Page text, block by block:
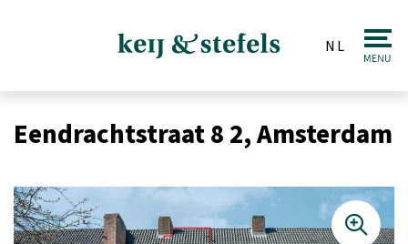
NL
Verkopen
Aankopen
Taxaties
Eendrachtstraat 8 2, Amsterdam